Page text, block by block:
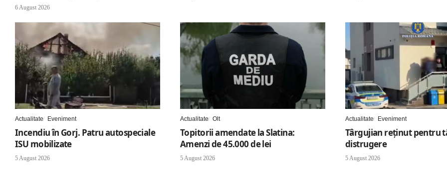
6 August 2026
Actualitate Eveniment
Incendiu în Gorj. Patru autospeciale
ISU mobilizate
5 August 2026
Actualitate Olt
Topitorii amendate la Slatina:
Amenzi de 45.000 de lei
5 August 2026
Actualitate Eveniment
Târgujian reținut pentru
distrugere
5 August 2026